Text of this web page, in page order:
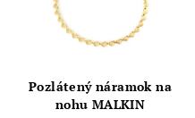
Pozlátený náramok na
nohu MALKIN